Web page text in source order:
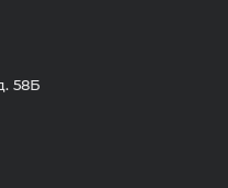
58Б